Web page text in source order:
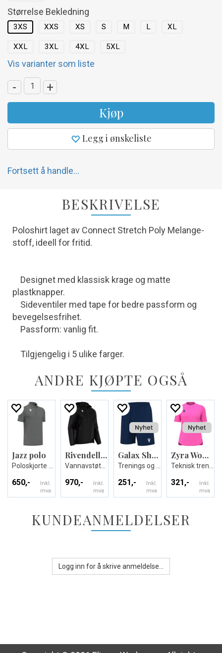
Størrelse Bekledning
3XS XXS XS S M L XL
XXL 3XL 4XL 5XL
Vis varianter som liste
- +
Kjøp
Legg i ønskeliste
Fortsett å handle...
BESKRIVELSE
Poloshirt laget av Connect Stretch Poly Melange-
stoff, ideell for fritid.
Designet med klassisk krage og matte
plastknapper.
Sideventiler med tape for bedre passform og
bevegelsesfrihet.
Passform: vanlig fit.
Tilgjengelig i 5 ulike farger.
ANDRE KJØPTE OGSÅ
Jazz polo
650,-
Inkl.
mva
Rivendell full zip showerjacket
Vannavstøtende Jakke - Unisex
970,-
Inkl.
mva
Galax Shorts
251,-
Inkl.
mva
Zyra Womans shirt
321,-
Inkl.
mva
KUNDEANMELDELSER
Logg inn for å skrive anmeldelse...